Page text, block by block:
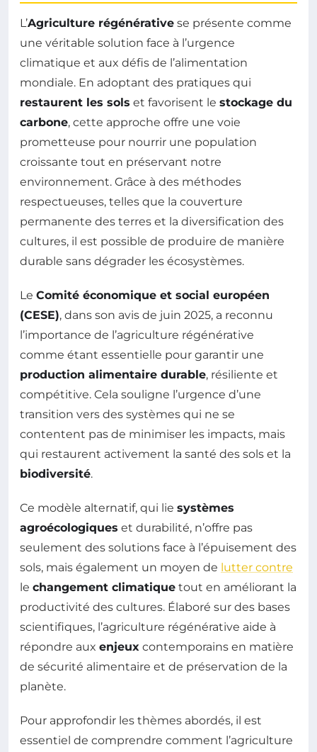
L’Agriculture régénérative se présente comme
une véritable solution face à l’urgence
climatique et aux défis de l’alimentation
mondiale. En adoptant des pratiques qui
restaurent les sols et favorisent le stockage du
carbone, cette approche offre une voie
prometteuse pour nourrir une population
croissante tout en préservant notre
environnement. Grâce à des méthodes
respectueuses, telles que la couverture
permanente des terres et la diversification des
cultures, il est possible de produire de manière
durable sans dégrader les écosystèmes.
Le Comité économique et social européen
(CESE), dans son avis de juin 2025, a reconnu
l’importance de l’agriculture régénérative
comme étant essentielle pour garantir une
production alimentaire durable, résiliente et
compétitive. Cela souligne l’urgence d’une
transition vers des systèmes qui ne se
contentent pas de minimiser les impacts, mais
qui restaurent activement la santé des sols et la
biodiversité.
Ce modèle alternatif, qui lie systèmes
agroécologiques et durabilité, n’offre pas
seulement des solutions face à l’épuisement des
sols, mais également un moyen de lutter contre
le changement climatique tout en améliorant la
productivité des cultures. Élaboré sur des bases
scientifiques, l’agriculture régénérative aide à
répondre aux enjeux contemporains en matière
de sécurité alimentaire et de préservation de la
planète.
Pour approfondir les thèmes abordés, il est
essentiel de comprendre comment l’agriculture